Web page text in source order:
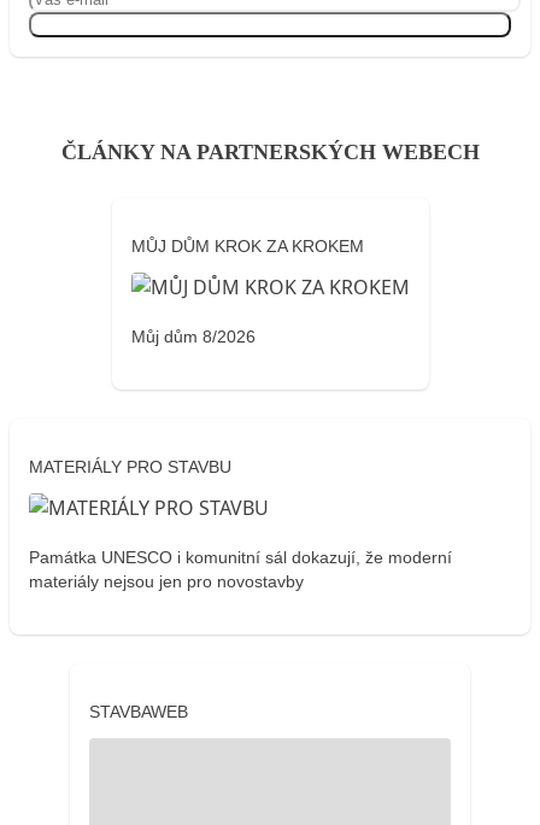
ČLÁNKY NA PARTNERSKÝCH WEBECH
MŮJ DŮM KROK ZA KROKEM
Můj dům 8/2026
MATERIÁLY PRO STAVBU
Památka UNESCO i komunitní sál dokazují, že moderní
materiály nejsou jen pro novostavby
STAVBAWEB